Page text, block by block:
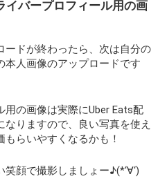
バープロフィール用の画
ードが終わったら、次は自分の
本人画像のアップロードです
用の画像は実際にUber Eats配
りますので、良い写真を使え
らいやすくなるかも！
顔で撮影しましょー♪(*‘∀‘)